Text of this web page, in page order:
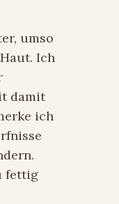
umso
Ich
damit
ich
fettig